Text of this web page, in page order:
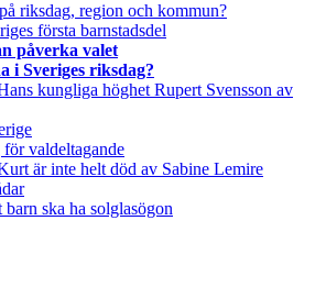
riksdag, region och kommun?
första barnstadsdel
påverka valet
i Sveriges riksdag?
kungliga höghet Rupert Svensson av
valdeltagande
är inte helt död av Sabine Lemire
ska ha solglasögon